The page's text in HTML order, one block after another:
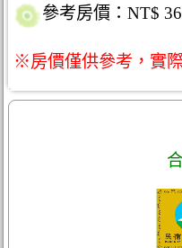
參考房價：NT$
※房價僅供參考，實